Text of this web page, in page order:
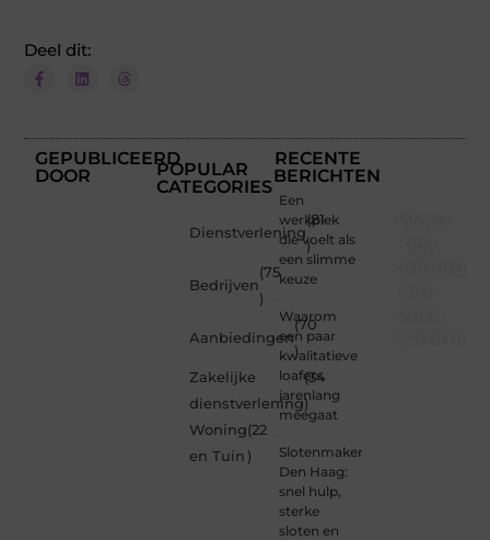
Deel dit:
GEPUBLICEERD
DOOR
POPULAR
CATEGORIES
Dienstverlening
(81
)
Bedrijven
(75
)
Aanbiedingen
(70
)
Zakelijke
dienstverlening
(34
)
Woning
en Tuin
(22
)
RECENTE
BERICHTEN
Een
werkplek
die voelt als
een slimme
keuze
Waarom
een paar
kwalitatieve
loafers
jarenlang
meegaat
Slotenmaker
Den Haag:
snel hulp,
sterke
sloten en